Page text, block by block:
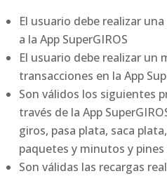
El usuario debe realizar
a la App SuperGIROS
El usuario debe realizar un
transacciones en la App
Son válidos los siguientes
través de la App
giros, pasa plata, saca
paquetes y minutos y
Son válidas las recargas